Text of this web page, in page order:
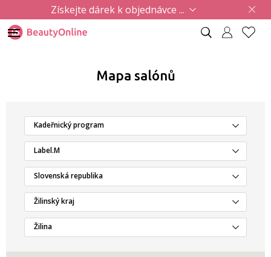
Získejte dárek k objednávce ...
Mapa salónů
Kadeřnický program
Label.M
Slovenská republika
Žilinský kraj
Žilina